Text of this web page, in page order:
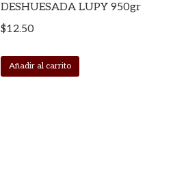
DESHUESADA LUPY 950gr
$12.50
Añadir al carrito